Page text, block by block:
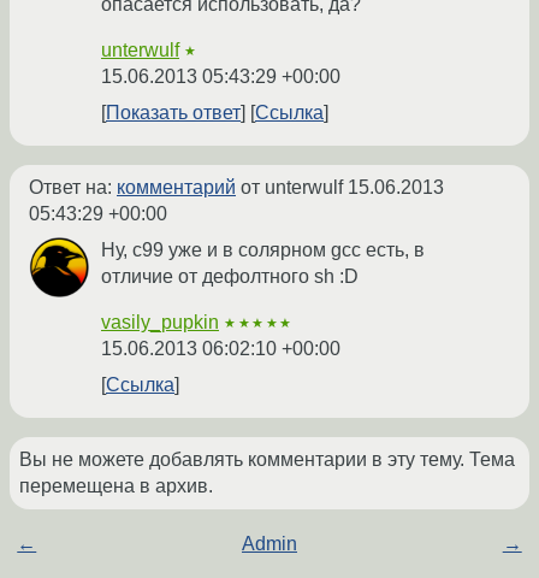
опасается использовать, да?
unterwulf ★
15.06.2013 05:43:29 +00:00
Показать ответ
Ссылка
Ответ на: комментарий от unterwulf 15.06.2013
05:43:29 +00:00
Ну, c99 уже и в солярном gcc есть, в
отличие от дефолтного sh :D
vasily_pupkin ★★★★★
15.06.2013 06:02:10 +00:00
Ссылка
Вы не можете добавлять комментарии в эту тему. Тема
перемещена в архив.
← Admin →